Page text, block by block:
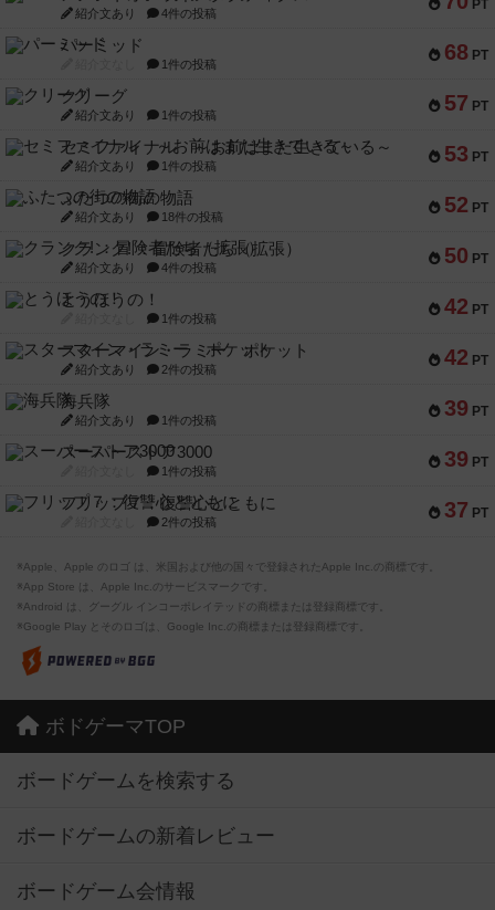
PT
紹介文あり 4件の投稿
68 PT
パーミッド
1件の投稿
57 PT
クリーグ
紹介文あり 1件の投稿
53 PT
セミファイナル ～お前はまだ生きている～
紹介文あり 1件の投稿
52 PT
ふたつの街の物語
紹介文あり 18件の投稿
50 PT
クランク! ：冒険者たち（拡張）
紹介文あり 4件の投稿
42 PT
とうほうの！
1件の投稿
42 PT
スターマイン・ラミー ポケット
紹介文あり 2件の投稿
39 PT
海兵隊
紹介文あり 1件の投稿
39 PT
スーパーストア3000
1件の投稿
37 PT
フリップ７：復讐心とともに
2件の投稿
※Apple、Apple のロゴ は、米国および他の国々で登録されたApple Inc.の商標です。
※App Store は、Apple Inc.のサービスマークです。
※Android は、グーグル インコーポレイテッドの商標または登録商標です。
※Google Play とそのロゴは、Google Inc.の商標または登録商標です。
ボドゲーマTOP
ボードゲームを検索する
ボードゲームの新着レビュー
ボードゲーム会情報